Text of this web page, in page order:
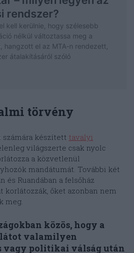
törvény
számára készített tavalyi
világszerte csak nyolc
a közvetlenül
mandátumát. További két
és Ruandában a felsőház
korlátozzák, őket azonban nem
meg.
közös, hogy a
valamilyen
vagy politikai válság után